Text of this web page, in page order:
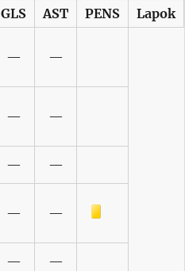
GLS AST PENS Lapok
— —
— —
— —
— —
Sárga lap
— —